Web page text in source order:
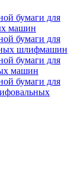
бумаги для
машин
бумаги для
шлифмашин
бумаги для
машин
бумаги для